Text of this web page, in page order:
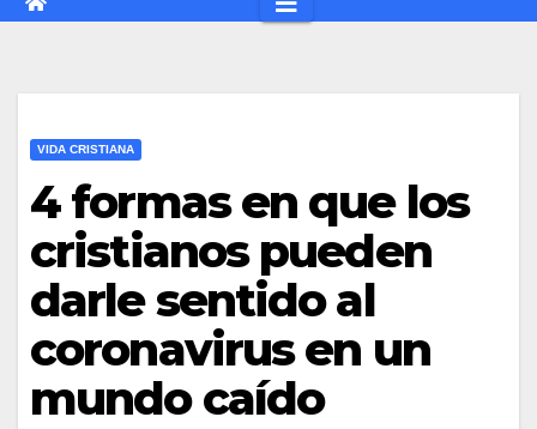
VIDA CRISTIANA
4 formas en que los
cristianos pueden
darle sentido al
coronavirus en un
mundo caído